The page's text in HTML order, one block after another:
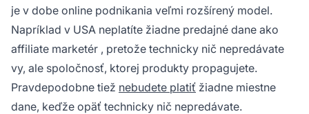
je v dobe online podnikania veľmi rozšírený model.
Napríklad v USA neplatíte žiadne predajné dane ako
affiliate marketér , pretože technicky nič nepredávate
vy, ale spoločnosť, ktorej produkty propagujete.
Pravdepodobne tiež nebudete platiť žiadne miestne
dane, keďže opäť technicky nič nepredávate.